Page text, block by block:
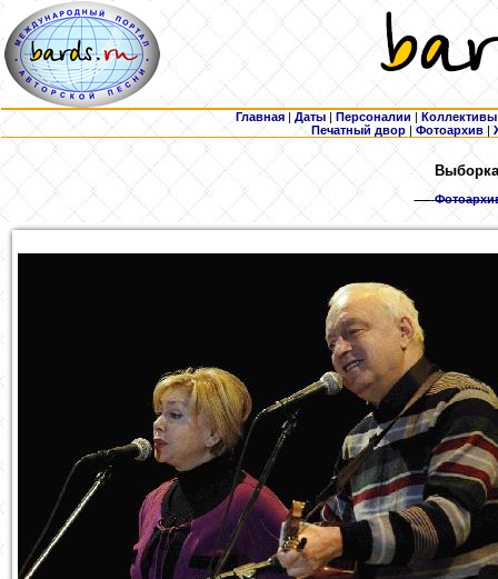
Главная | Даты | Персоналии | Коллективы
Печатный двор |Фотоархив |